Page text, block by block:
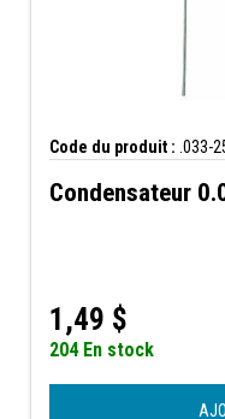
Code du produit : .033-
Condensateur
1,49 $
204 En stock